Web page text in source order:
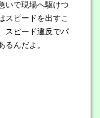
いで現場へ駆けつ
スピードを出すこ
スピード違反でパ
るんだよ。